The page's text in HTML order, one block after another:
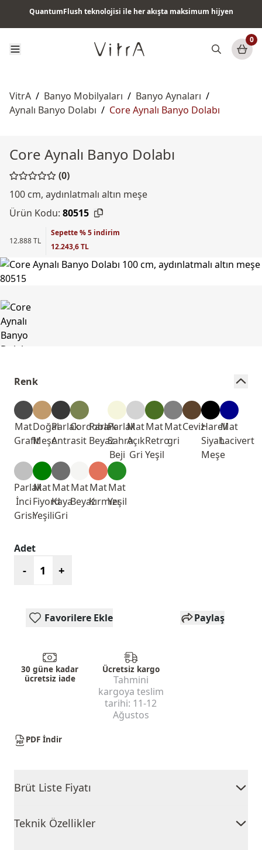
QuantumFlush teknolojisi ile her akışta maksimum hijyen
0
VitrA / Banyo Mobilyaları / Banyo Aynaları /
Aynalı Banyo Dolabı / Core Aynalı Banyo Dolabı
Core Aynalı Banyo Dolabı
(0)
100 cm, aydınlatmalı altın meşe
Ürün Kodu: 80515
12.888 TL
Sepette % 5 indirim
12.243,6 TL
Renk
Mat
Grafit
Doğal
Meşe
Parlak
Antrasit
Cordoba
Parlak
Beyaz
Parlak
Sahra
Beji
Mat
Açık
Gri
Mat
Retro
Yeşil
Mat
gri
CevizHareli
Siyah
Meşe
Mat
Lacivert
Parlak
İnci
Grisi
Mat
Fiyord
Yeşili
Mat
Kaya
Gri
Mat
Beyaz
Mat
Kırmızı
Mat
Yeşil
Adet
- +
Favorilere Ekle Paylaş
30 güne kadar
ücretsiz iade
Ücretsiz kargo
Tahmini
kargoya teslim
tarihi: 11-12
Ağustos
PDF İndir
Brüt Liste Fiyatı
Teknik Özellikler